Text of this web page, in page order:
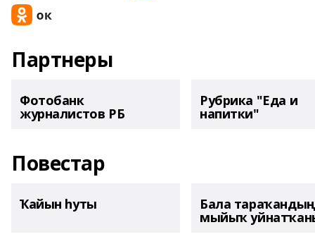
Партнеры
Фотобанк
журналистов РБ
Рубрика "Еда и
напитки"
Повестар
Ҡайын һуты Бала тараҡандың
мыйыҡ